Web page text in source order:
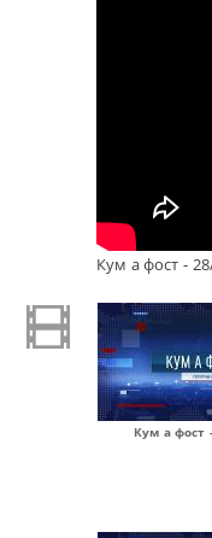
Кум а фост -
Кум а фост